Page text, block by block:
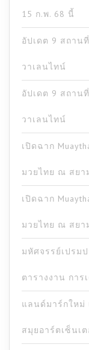
15 ก.พ. 68 นี้
อัปเดต 9 สถาน
วาเลนไทน์
อัปเดต 9 สถาน
วาเลนไทน์
เปิดฉาก
มวยไทย ณ สยา
เปิดฉาก
มวยไทย ณ สยา
มหัศจรรย์เปรม
ตารางงาน การ
แลนด์มาร์กใหม่
สมุยอาร์ตเซ็นเต